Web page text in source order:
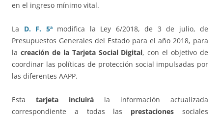
en el ingreso mínimo vital.
La D. F. 5ªmodifica la Ley 6/2018, de 3 de julio, de
Presupuestos Generales del Estado para el año 2018, para
la creación de la Tarjeta Social Digital, con el objetivo de
coordinar las políticas de protección social impulsadas por
las diferentes AAPP.
Esta tarjeta incluirá la información actualizada
correspondiente a todas las prestaciones sociales